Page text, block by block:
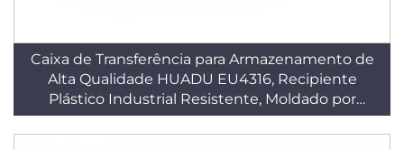
Caixa de Transferência para Armazenamento de
Alta Qualidade HUADU EU4316, Recipiente
Plástico Industrial Resistente, Moldado por
Injeção em PP